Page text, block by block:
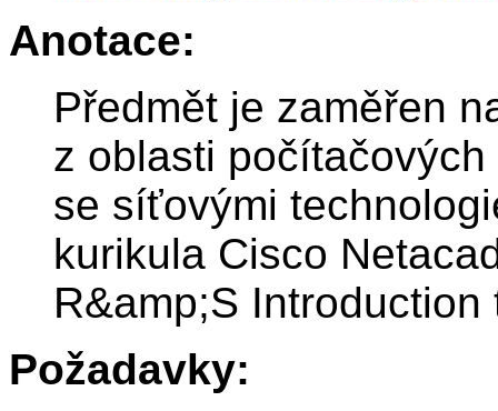
Anotace:
Předmět je zaměřen
z oblasti
se síťovými
kurikula Cisco
R&amp;S Introduction
Požadavky: